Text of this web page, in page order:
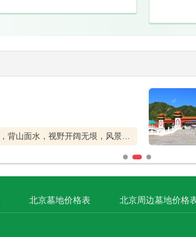
八宝山公墓分园，背山面水，视野开阔无垠，风景如画美不胜收，老百姓买得起的优质公墓，公交直达园区大门，祭扫方便
北京墓地价格表 北京周边墓地价格